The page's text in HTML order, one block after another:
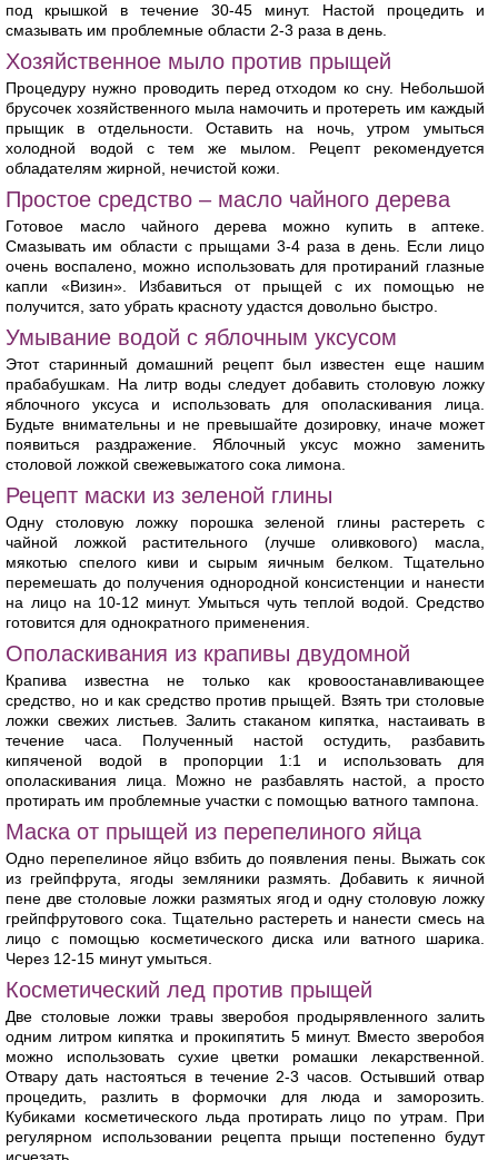
под крышкой в течение 30-45 минут. Настой процедить и
смазывать им проблемные области 2-3 раза в день.
Хозяйственное мыло против прыщей
Процедуру нужно проводить перед отходом ко сну. Небольшой
брусочек хозяйственного мыла намочить и протереть им каждый
прыщик в отдельности. Оставить на ночь, утром умыться
холодной водой с тем же мылом. Рецепт рекомендуется
обладателям жирной, нечистой кожи.
Простое средство – масло чайного дерева
Готовое масло чайного дерева можно купить в аптеке.
Смазывать им области с прыщами 3-4 раза в день. Если лицо
очень воспалено, можно использовать для протираний глазные
капли «Визин». Избавиться от прыщей с их помощью не
получится, зато убрать красноту удастся довольно быстро.
Умывание водой с яблочным уксусом
Этот старинный домашний рецепт был известен еще нашим
прабабушкам. На литр воды следует добавить столовую ложку
яблочного уксуса и использовать для ополаскивания лица.
Будьте внимательны и не превышайте дозировку, иначе может
появиться раздражение. Яблочный уксус можно заменить
столовой ложкой свежевыжатого сока лимона.
Рецепт маски из зеленой глины
Одну столовую ложку порошка зеленой глины растереть с
чайной ложкой растительного (лучше оливкового) масла,
мякотью спелого киви и сырым яичным белком. Тщательно
перемешать до получения однородной консистенции и нанести
на лицо на 10-12 минут. Умыться чуть теплой водой. Средство
готовится для однократного применения.
Ополаскивания из крапивы двудомной
Крапива известна не только как кровоостанавливающее
средство, но и как средство против прыщей. Взять три столовые
ложки свежих листьев. Залить стаканом кипятка, настаивать в
течение часа. Полученный настой остудить, разбавить
кипяченой водой в пропорции 1:1 и использовать для
ополаскивания лица. Можно не разбавлять настой, а просто
протирать им проблемные участки с помощью ватного тампона.
Маска от прыщей из перепелиного яйца
Одно перепелиное яйцо взбить до появления пены. Выжать сок
из грейпфрута, ягоды земляники размять. Добавить к яичной
пене две столовые ложки размятых ягод и одну столовую ложку
грейпфрутового сока. Тщательно растереть и нанести смесь на
лицо с помощью косметического диска или ватного шарика.
Через 12-15 минут умыться.
Косметический лед против прыщей
Две столовые ложки травы зверобоя продырявленного залить
одним литром кипятка и прокипятить 5 минут. Вместо зверобоя
можно использовать сухие цветки ромашки лекарственной.
Отвару дать настояться в течение 2-3 часов. Остывший отвар
процедить, разлить в формочки для люда и заморозить.
Кубиками косметического льда протирать лицо по утрам. При
регулярном использовании рецепта прыщи постепенно будут